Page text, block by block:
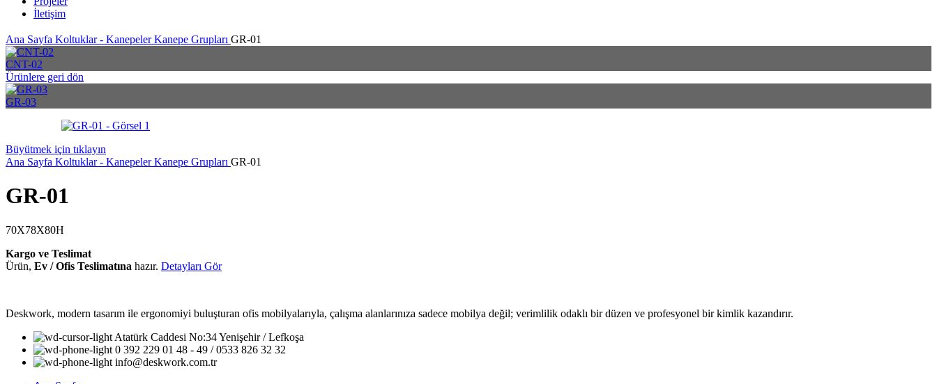
İletişim
Ana Sayfa Koltuklar - KanepelerKanepe Grupları GR-01
CNT-02
Ürünlere geri dön
GR-03
Büyütmek için tıklayın
Ana Sayfa Koltuklar - KanepelerKanepe Grupları GR-01
GR-01
70X78X80H
Kargo ve Teslimat
Ürün, Ev / Ofis Teslimatına hazır. Detayları Gör
Deskwork, modern tasarım ile ergonomiyi buluşturan ofis mobilyalarıyla, çalışma alanlarınıza sadece mobilya değil; verimlilik odaklı bir düzen ve profesyonel bir kimlik kazandırır.
Atatürk Caddesi No:34 Yenişehir / Lefkoşa
0 392 229 01 48 - 49 / 0533 826 32 32
info@deskwork.com.tr